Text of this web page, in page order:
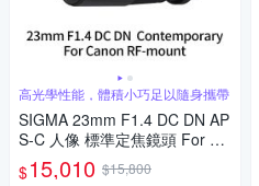
高光學性能，體積小巧足以隨身攜帶
SIGMA 23mm F1.4 DC DN AP
S-C 人像 標準定焦鏡頭 For Ca
non RF-mount (公司貨)
$15,010 $15,800